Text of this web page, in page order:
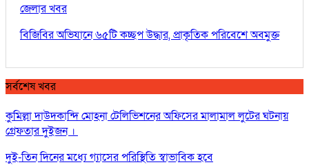
জেলার খবর
বিজিবির অভিযানে ৬৫টি কচ্ছপ উদ্ধার, প্রাকৃতিক পরিবেশে অবমুক্ত
সর্বশেষ খবর
কুমিল্লা দাউদকান্দি মোহনা টেলিভিশনের অফিসের মালামাল লুটের ঘটনায়
গ্রেফতার দুইজন ।
দুই-তিন দিনের মধ্যে গ্যাসের পরিস্থিতি স্বাভাবিক হবে